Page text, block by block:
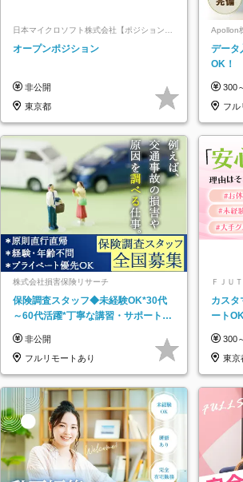
日本マイクロソフト株式会社【ポジションマ
ッチ登録】
オープンポジション
非公開
東京都
Apollon
データ
OK！
300
フル
株式会社損害保険リサーチ
保険調査スタッフ◆未経験OK*30代
～60代活躍*丁寧な講習・サポートあ
託
非公開
フルリモートあり
ＦＪＵ
カスタ
ート
300
東京
知県…